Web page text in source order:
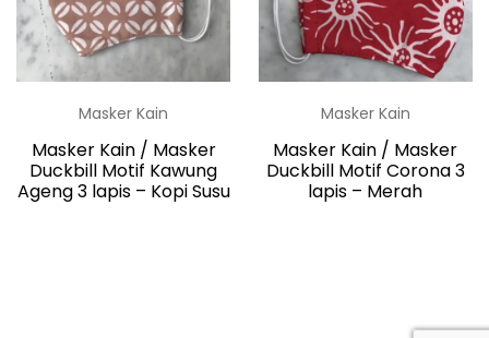
Masker Kain
Masker Kain / Masker
Duckbill Motif Kawung
Ageng 3 lapis – Kopi Susu
Masker Kain
Masker Kain / Masker
Duckbill Motif Corona 3
lapis – Merah